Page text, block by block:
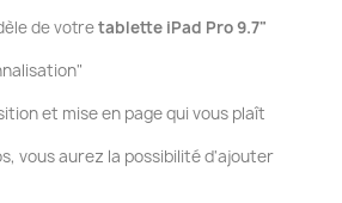
de votretablette iPad Pro 9.7"
et mise en page qui vous plaît
vous aurez la possibilité d'ajouter